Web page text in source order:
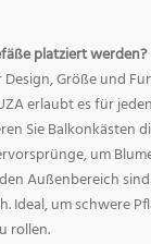
platziert werden?
Größe und
erlaubt es für
Sie Balkonkästen
um
Außenbereich
Ideal, um schwere
rollen.